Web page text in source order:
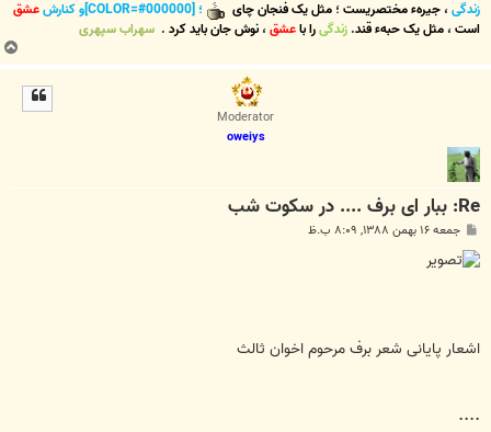
زندگی ،جیرهء مختصریست ؛مثل یک فنجان چای ؛ [COLOR=#000000]و کنارش
عشق
است ،مثل یک حبهء قند. زندگیرا باعشق ،نوش جانباید کرد . سهراب سپهری
Moderator
oweiys
Re: ببار ای برف .... در سکوت شب
ت
جمعه ۱۶ بهمن ۱۳۸۸, ۸:۰۹ ب.ظ
اشعار پایانی شعر برف مرحوم اخوان ثالث
....